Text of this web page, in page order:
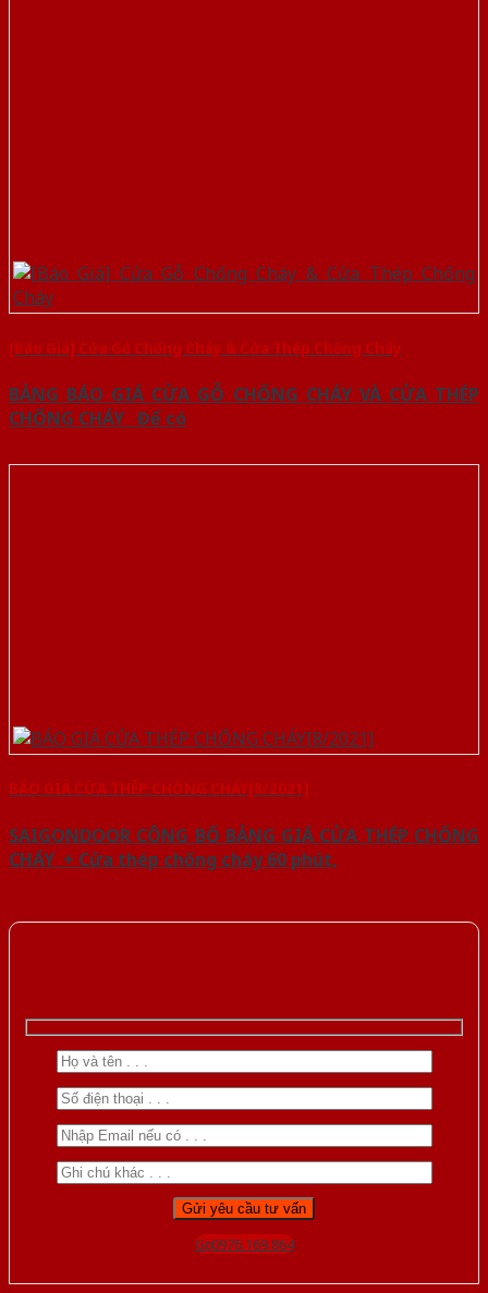
[Báo Giá] Cửa Gỗ Chống Cháy & Cửa Thép Chống Cháy
BẢNG BÁO GIÁ CỬA GỖ CHỐNG CHÁY VÀ CỬA THÉP
CHỐNG CHÁY Để có
BÁO GIÁ CỬA THÉP CHỐNG CHÁY[8/2021]
SAIGONDOOR CÔNG BỐ BẢNG GIÁ CỬA THÉP CHỐNG
CHÁY + Cửa thép chống cháy 60 phút,
Gọi 0976.169.864